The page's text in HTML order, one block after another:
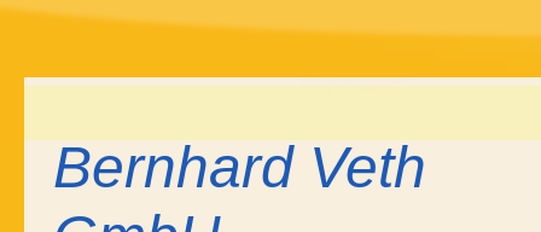
Bernhard Veth